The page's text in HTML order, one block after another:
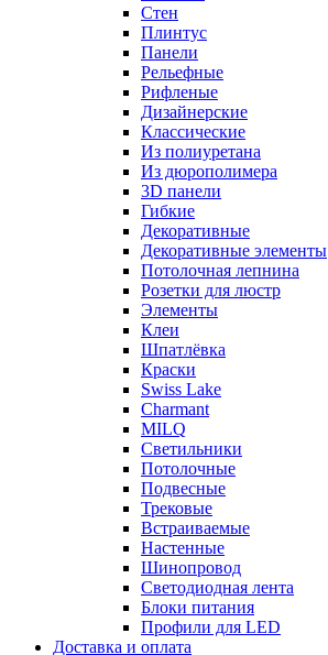
Стен
Плинтус
Панели
Рельефные
Рифленые
Дизайнерские
Классические
Из полиуретана
Из дюрополимера
3D панели
Гибкие
Декоративные
Декоративные элементы
Потолочная лепнина
Розетки для люстр
Элементы
Клеи
Шпатлёвка
Краски
Swiss Lake
Charmant
MILQ
Светильники
Потолочные
Подвесные
Трековые
Встраиваемые
Настенные
Шинопровод
Светодиодная лента
Блоки питания
Профили для LED
Доставка и оплата